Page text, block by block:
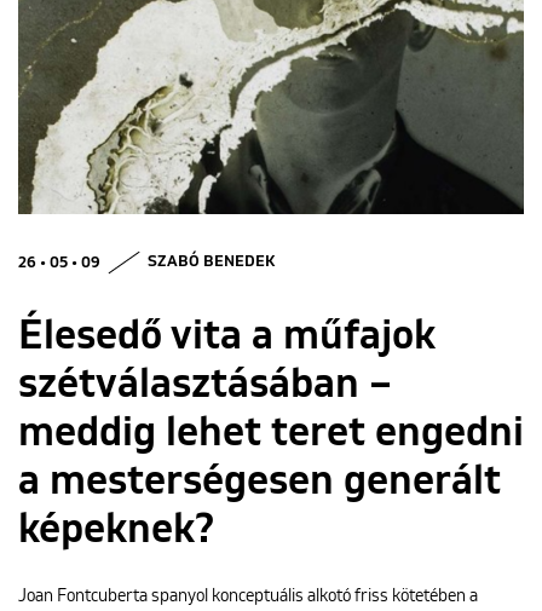
ENGLISH
26 • 05 • 09 SZABÓ BENEDEK
Élesedő vita a műfajok
szétválasztásában –
meddig lehet teret engedni
a mesterségesen generált
képeknek?
Joan Fontcuberta spanyol konceptuális alkotó friss kötetében a